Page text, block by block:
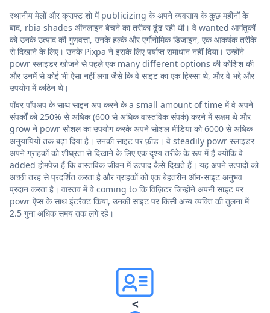
स्थानीय मेलों और क्राफ्ट शो में publicizing के अपने व्यवसाय के कुछ महीनों के
बाद, rbia shades ऑनलाइन बेचने का तरीका ढूंढ रही थी। वे wanted आगंतुकों
को उनके उत्पाद की गुणवत्ता, उनके हल्के और एर्गोनोमिक डिज़ाइन, एक आकर्षक तरीके
से दिखाने के लिए। उनके Pixpa ने इसके लिए पर्याप्त समाधान नहीं दिया। उन्होंने
powr स्लाइडर खोजने से पहले एक many different options की कोशिश की
और उनमें से कोई भी ऐसा नहीं लगा जैसे कि वे साइट का एक हिस्सा थे, और वे भद्दे और
उपयोग में कठिन थे।
पॉवर पॉपअप के साथ साइन अप करने के a small amount of time में वे अपने
संपर्कों को 250% से अधिक (600 से अधिक वास्तविक संपर्क) करने में सक्षम थे और
grow ने powr सोशल का उपयोग करके अपने सोशल मीडिया को 6000 से अधिक
अनुयायियों तक बढ़ा दिया है। उनकी साइट पर फ़ीड। वे steadily powr स्लाइडर
अपने ग्राहकों को शीघ्रता से दिखाने के लिए एक दृश्य तरीके के रूप में हैं क्योंकि वे
added होमपेज हैं कि वास्तविक जीवन में उत्पाद कैसे दिखते हैं। यह अपने उत्पादों को
अच्छी तरह से प्रदर्शित करता है और ग्राहकों को एक बेहतरीन ऑन-साइट अनुभव
प्रदान करता है। वास्तव में वे coming to कि विज़िटर जिन्होंने अपनी साइट पर
powr ऐप्स के साथ इंटरैक्ट किया, उनकी साइट पर किसी अन्य व्यक्ति की तुलना में
2.5 गुना अधिक समय तक लगे रहे।
<